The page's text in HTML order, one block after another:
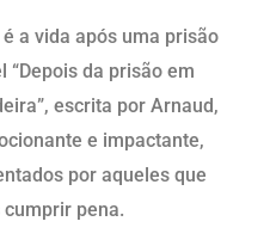
a vida após uma prisão
“Depois da prisão em
escrita por Arnaud,
e impactante,
por aqueles que
pena.